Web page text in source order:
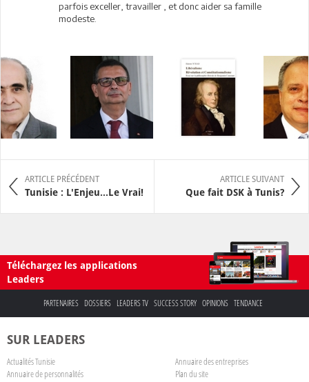
parfois exceller, travailler , et donc aider sa famille
modeste.
ARTICLE PRÉCÉDENT
Tunisie : L'Enjeu...Le Vrai!
ARTICLE SUIVANT
Que fait DSK à Tunis?
Téléchargez les applications
Leaders
PARTENAIRES DOSSIERS LEADERS TV SUCCESS STORY OPINIONS TENDANCE
SUR LEADERS
Actualités Tunisie
Annuaire des entreprises
Annuaire de personnalités
Plan du site